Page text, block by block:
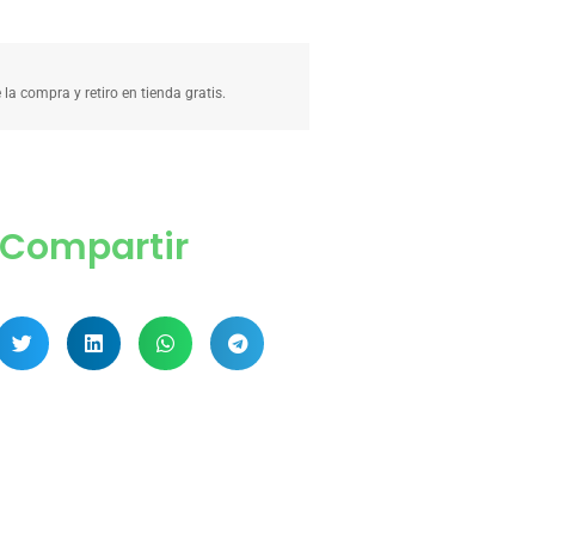
compra y retiro en tienda gratis.
Compartir